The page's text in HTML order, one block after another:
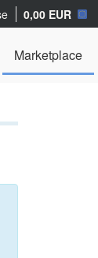
0,00 EUR
Marketplace